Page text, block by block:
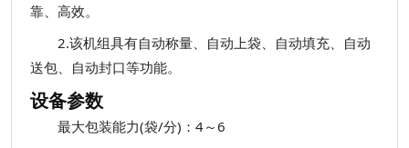
靠、高效。
2.该机组具有自动称量、自动上袋、自动填充、自动
送包、自动封口等功能。
设备参数
最大包装能力(袋/分)：4～6